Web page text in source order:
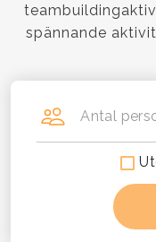
spännande
Antal